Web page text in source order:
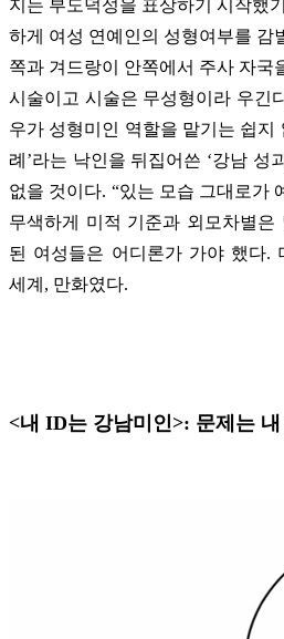
지는 부도덕성을 표상하기 시작했
하게 여성 연예인의 성형여부를 감
쪽과 겨드랑이 안쪽에서 주사 자국
시술이고 시술은 무성형이라 우긴
우가 성형미인 역할을 맡기는 쉽지
례’라는 낙인을 뒤집어쓴 ‘강남 성
없을 것이다. “있는 모습 그대로가
무색하게 미적 기준과 외모차별은
된 여성들은 어디론가 가야 했다.
세계, 만화였다.
<내 ID는 강남미인>: 문제는 내